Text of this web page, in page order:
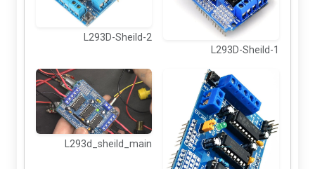
L293D-Sheild-1
L293D-Sheild-2
L293d_sheild_main